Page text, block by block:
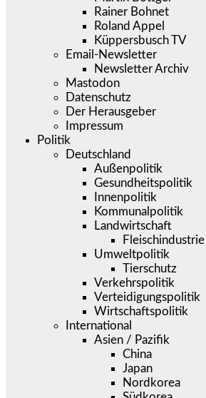
Rainer Bohnet
Roland Appel
Küppersbusch TV
Email-Newsletter
Newsletter Archiv
Mastodon
Datenschutz
Der Herausgeber
Impressum
Politik
Deutschland
Außenpolitik
Gesundheitspolitik
Innenpolitik
Kommunalpolitik
Landwirtschaft
Fleischindustrie
Umweltpolitik
Tierschutz
Verkehrspolitik
Verteidigungspolitik
Wirtschaftspolitik
International
Asien / Pazifik
China
Japan
Nordkorea